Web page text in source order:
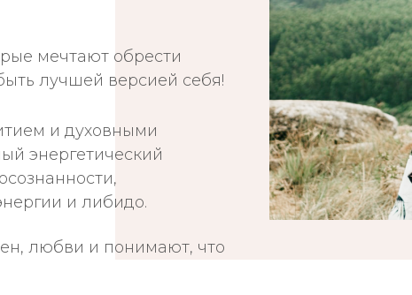
мечтают обрести
лучшей версией себя!
и духовными
энергетический
и либидо.
любви и понимают, что